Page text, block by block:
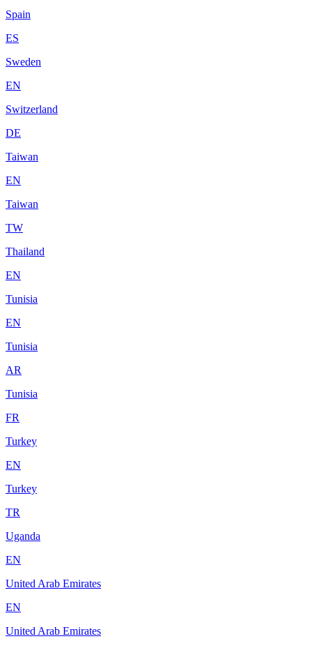
Spain
ES
Sweden
EN
Switzerland
DE
Taiwan
EN
Taiwan
TW
Thailand
EN
Tunisia
EN
Tunisia
AR
Tunisia
FR
Turkey
EN
Turkey
TR
Uganda
EN
United Arab Emirates
EN
United Arab Emirates